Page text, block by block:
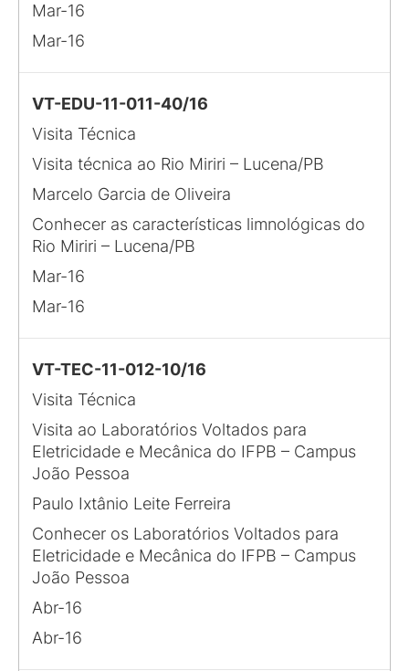
Mar-16
Mar-16
VT-EDU-11-011-40/16
Visita Técnica
Visita técnica ao Rio Miriri – Lucena/PB
Marcelo Garcia de Oliveira
Conhecer as características limnológicas do
Rio Miriri – Lucena/PB
Mar-16
Mar-16
VT-TEC-11-012-10/16
Visita Técnica
Visita ao Laboratórios Voltados para
Eletricidade e Mecânica do IFPB – Campus
João Pessoa
Paulo Ixtânio Leite Ferreira
Conhecer os Laboratórios Voltados para
Eletricidade e Mecânica do IFPB – Campus
João Pessoa
Abr-16
Abr-16